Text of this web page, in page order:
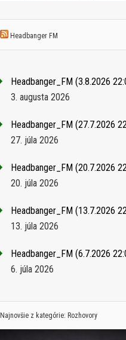
Headbanger FM
Headbanger_FM (3.8.2026
3. augusta 2026
Headbanger_FM (27.7.2026
27. júla 2026
Headbanger_FM (20.7.2026
20. júla 2026
Headbanger_FM (13.7.2026
13. júla 2026
Headbanger_FM (6.7.2026
6. júla 2026
Najnovšie z kategórie: Rozhovory